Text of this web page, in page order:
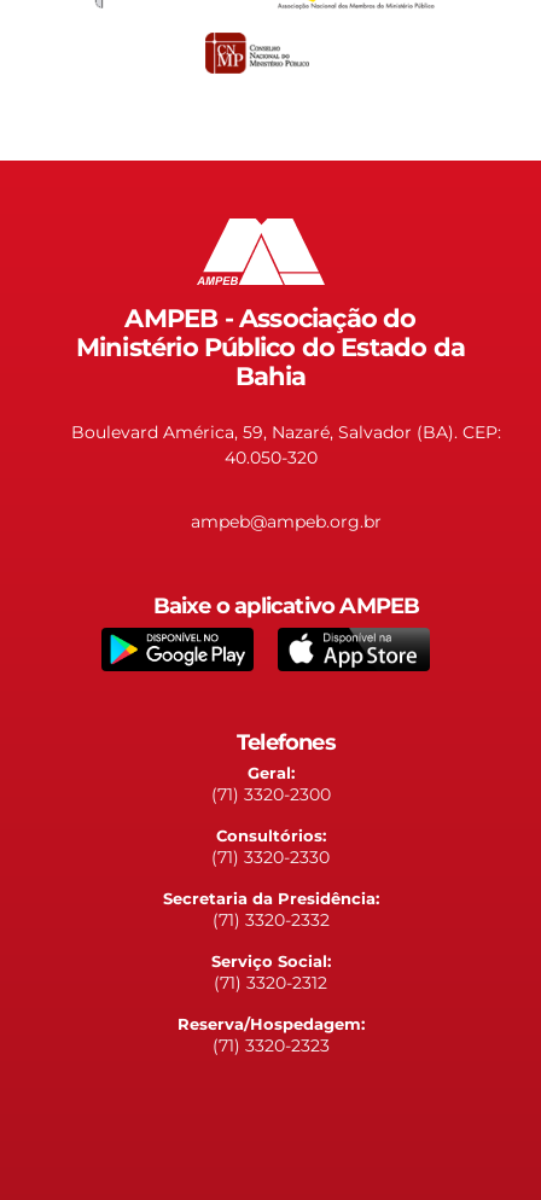
AMPEB - Associação do
Ministério Público do Estado da
Bahia
Boulevard América, 59, Nazaré, Salvador (BA). CEP:
40.050-320
ampeb@ampeb.org.br
Baixe o aplicativo AMPEB
Telefones
Geral:
(71) 3320-2300
Consultórios:
(71) 3320-2330
Secretaria da Presidência:
(71) 3320-2332
Serviço Social:
(71) 3320-2312
Reserva/Hospedagem:
(71) 3320-2323